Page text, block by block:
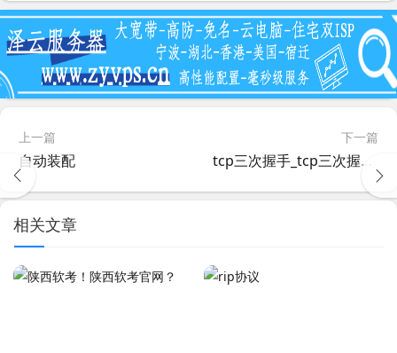
上一篇
自动装配
下一篇
tcp三次握手_tcp三次握手大白话：
相关文章